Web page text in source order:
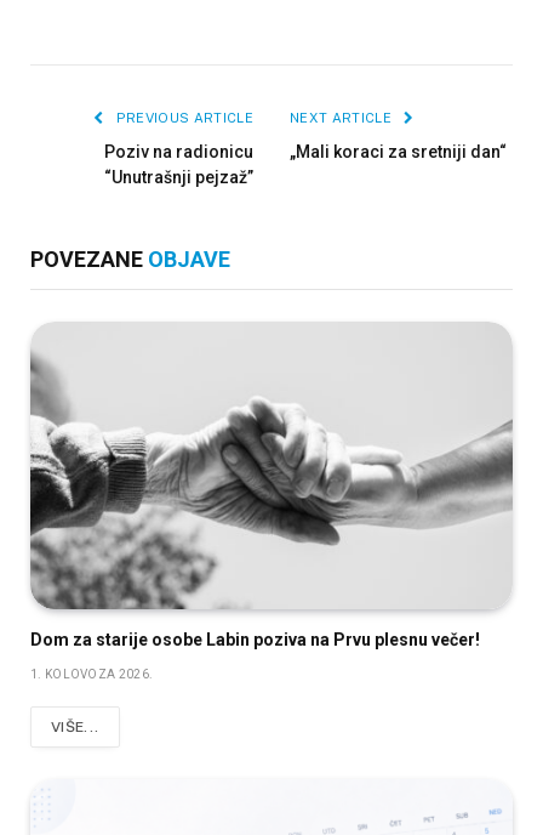
PREVIOUS ARTICLE
Poziv na radionicu
“Unutrašnji pejzaž”
NEXT ARTICLE
„Mali koraci za sretniji dan“
POVEZANE OBJAVE
Dom za starije osobe Labin poziva na Prvu plesnu večer!
1. KOLOVOZA 2026.
VIŠE...